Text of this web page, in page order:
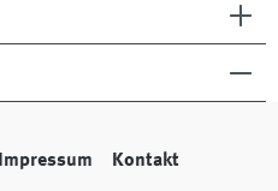
Impressum Kontakt